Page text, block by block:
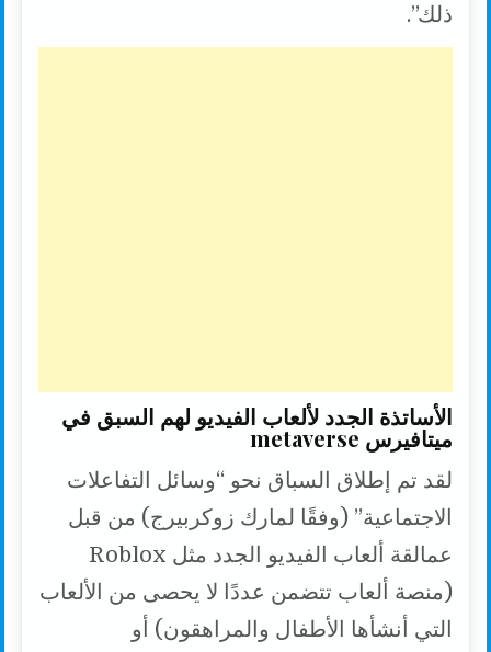
ذلك”.
الأساتذة الجدد لألعاب الفيديو لهم السبق في
ميتافيرس metaverse
لقد تم إطلاق السباق نحو “وسائل التفاعلات
الاجتماعية” (وفقًا لمارك زوكربيرج) من قبل
عمالقة ألعاب الفيديو الجدد مثل Roblox
(منصة ألعاب تتضمن عددًا لا يحصى من الألعاب
التي أنشأها الأطفال والمراهقون) أو